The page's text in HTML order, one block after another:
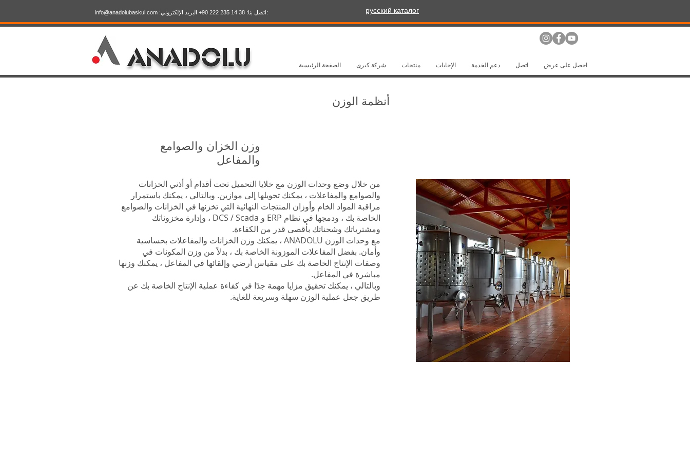
info@anadolubaskul.com :اتصل بنا: 38 14 235 222 90+ البريد الإلكتروني: русский каталог
الصفحة الرئيسية شركة كبرى منتجات الإجابات دعم الخدمة اتصل احصل على عرض
أنظمة الوزن
وزن الخزان والصوامع
والمفاعل
من خلال وضع وحدات الوزن مع خلايا التحميل تحت أقدام أو أذني الخزانات
والصوامع والمفاعلات ، يمكنك تحويلها إلى موازين. وبالتالي ، يمكنك باستمرار
مراقبة المواد الخام وأوزان المنتجات النهائية التي تخزنها في الخزانات والصوامع
الخاصة بك ، ودمجها في نظام ERP و DCS / Scada ، وإدارة مخزوناتك
ومشترياتك وشحناتك بأقصى قدر من الكفاءة.
مع وحدات الوزن ANADOLU ، يمكنك وزن الخزانات والمفاعلات بحساسية
وأمان. بفضل المفاعلات الموزونة الخاصة بك ، بدلاً من وزن المكونات في
وصفات الإنتاج الخاصة بك على مقياس أرضي وإلقائها في المفاعل ، يمكنك وزنها
مباشرة في المفاعل.
وبالتالي ، يمكنك تحقيق مزايا مهمة جدًا في كفاءة عملية الإنتاج الخاصة بك عن
طريق جعل عملية الوزن سهلة وسريعة للغاية.